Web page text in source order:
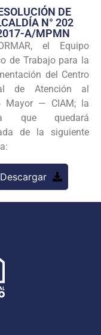
Transparencia
Seguridad
Programas
Intranet
DE
N° 202
A/MPMN
el Equipo
de Trabajo para la
del Centro
de Atención al
Mayor — CIAM; la
que quedará
de la siguiente
Descargar